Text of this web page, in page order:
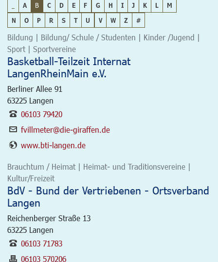
A B C D E F G H I J K L
M
N
O P R S T U V W Z #
Bildung | Bildung/ Schule / Studenten | Kinder /Jugend |
Sport | Sportvereine
Basketball-Teilzeit Internat
LangenRheinMain e.V.
Berliner Allee 91
63225 Langen
06103 79420
fvillmeter@die-giraffen.de
www.bti-langen.de
Brauchtum / Heimat | Heimat- und Traditionsvereine |
Kultur/Freizeit
BdV - Bund der Vertriebenen - Ortsverband
Langen
Reichenberger Straße 13
63225 Langen
06103 71783
06103 570206